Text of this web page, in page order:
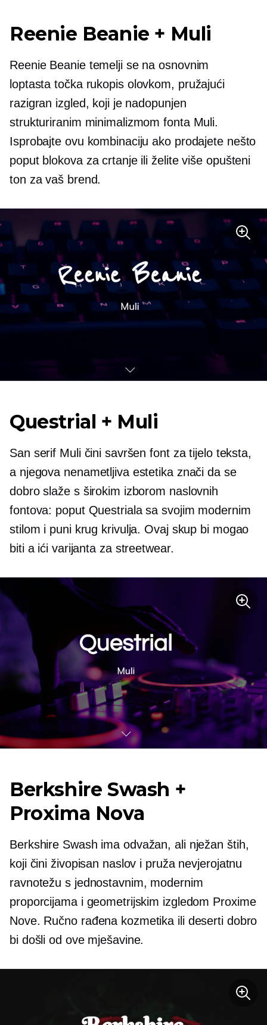
Reenie Beanie + Muli
Reenie Beanie temelji se na osnovnim
loptasta točkarukopis olovkom, pružajući
razigran izgled, koji je nadopunjen
strukturiranim minimalizmom fonta Muli.
Isprobajte ovu kombinaciju ako prodajete nešto
poput blokova za crtanje ili želite više opušteni
ton za vaš brend.
Questrial + Muli
San serif Muli čini savršen font za tijelo teksta,
a njegova nenametljiva estetika znači da se
dobro slaže s širokim izborom naslovnih
fontova: poput Questriala sa svojim modernim
stilom i puni krug krivulja. Ovaj skup bi mogao
biti a ići varijanta za streetwear.
Berkshire Swash +
Proxima Nova
Berkshire Swash ima odvažan, ali nježan štih,
koji čini živopisan naslov i pruža nevjerojatnu
ravnotežu s jednostavnim, modernim
proporcijama i geometrijskim izgledom Proxime
Nove. Ručno rađena kozmetika ili deserti dobro
bi došli od ove mješavine.